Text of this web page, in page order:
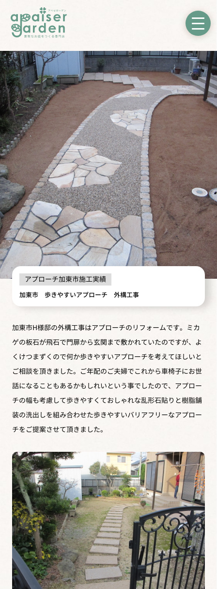
アプローチ加東市施工実績
加東市 歩きやすいアプローチ 外構工事
加東市H様邸の外構工事はアプローチのリフォームです。ミカ
ゲの板石が飛石で門扉から玄関まで敷かれていたのですが、よ
くけつまずくので何か歩きやすいアプローチを考えてほしいと
ご相談を頂きました。ご年配のご夫婦でこれから車椅子にお世
話になることもあるかもしれいという事でしたので、アプロー
チの幅も考慮して歩きやすくておしゃれな乱形石貼りと樹脂舗
装の洗出しを組み合わせた歩きやすいバリアフリーなアプロー
チをご提案させて頂きました。